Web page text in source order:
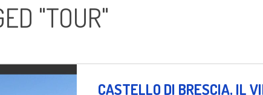
"TOUR"
CASTELLO DI BRESCIA, IL